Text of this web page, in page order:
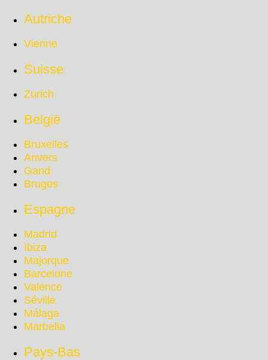
Autriche
Vienne
Suisse
Zurich
België
Bruxelles
Anvers
Gand
Bruges
Espagne
Madrid
Ibiza
Majorque
Barcelone
Valence
Séville
Málaga
Marbella
Pays-Bas